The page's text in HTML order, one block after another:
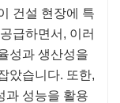
건설 현장에 특
급하면서, 이러
성과 생산성을
았습니다. 또한,
과 성능을 활용